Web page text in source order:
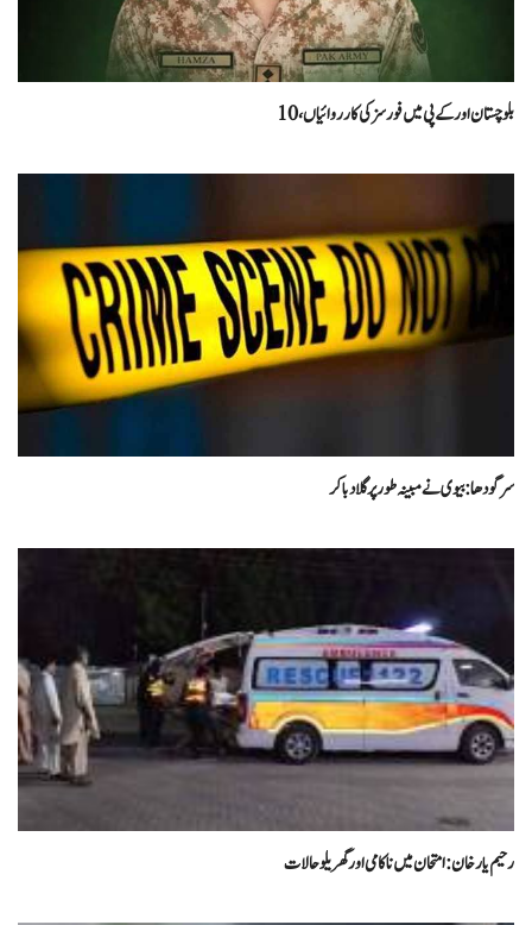
بلوچستان اور کے پی میں فورسز کی کارروائیاں، 10
سرگودھا: بیوی نے مبینہ طور پر گلا دبا کر
رحیم یارخان :امتحان میں نا کامی اور گھریلو حالات